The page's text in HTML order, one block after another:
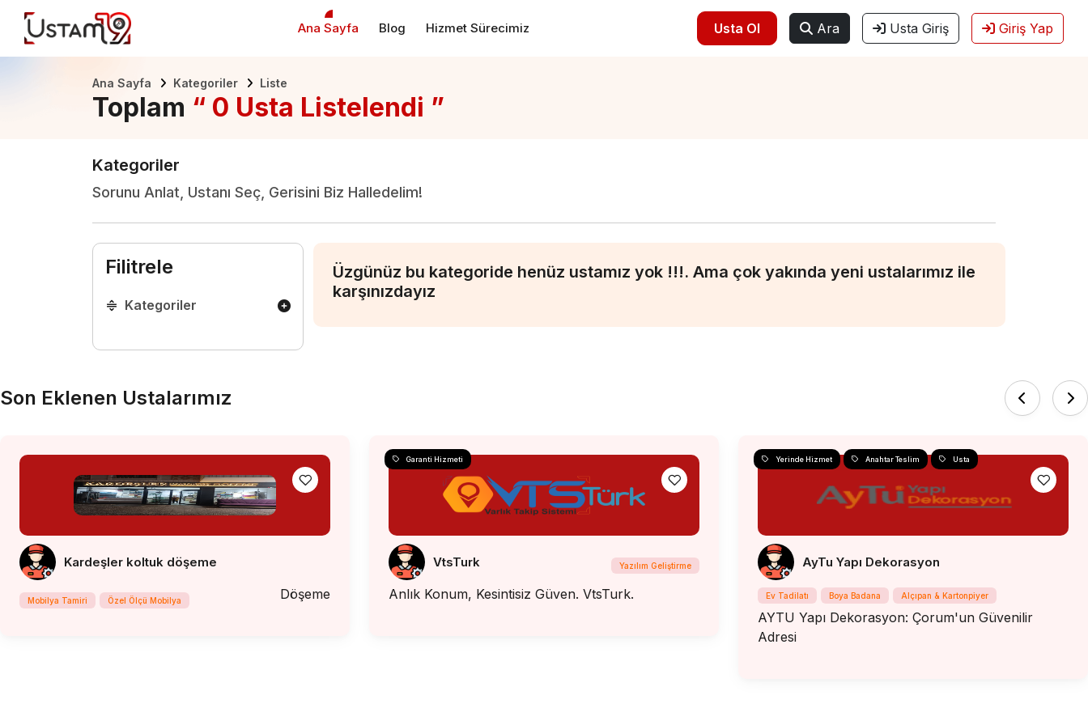
Ana Sayfa Blog Hizmet Sürecimiz Usta Ol Ara Usta Giriş Giriş Yap
Ana Sayfa Kategoriler Liste
Toplam “ 0 Usta Listelendi ”
Kategoriler
Sorunu Anlat, Ustanı Seç, Gerisini Biz Halledelim!
Filitrele
Kategoriler
Üzgünüz bu kategoride henüz ustamız yok !!!. Ama çok yakında yeni ustalarımız ile
karşınızdayız
Son Eklenen Ustalarımız
Kardeşler koltuk döşeme
Mobilya Tamiri Özel Ölçü Mobilya Döşeme
Garanti Hizmeti
VtsTurk Yazılım Geliştirme
Anlık Konum, Kesintisiz Güven. VtsTurk.
Yerinde Hizmet Anahtar Teslim Usta
AyTu Yapı Dekorasyon
Ev Tadilatı Boya Badana Alçıpan & Kartonpiyer
AYTU Yapı Dekorasyon: Çorum'un Güvenilir
Adresi